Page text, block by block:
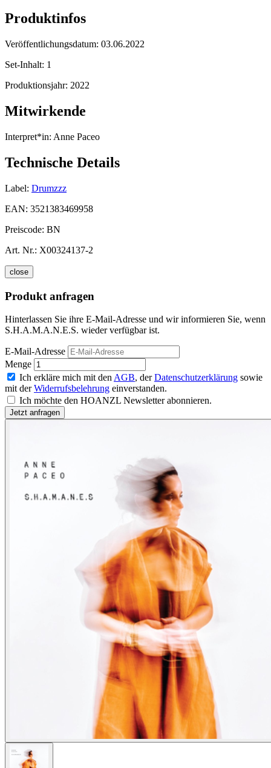
Produktinfos
Veröffentlichungsdatum: 03.06.2022
Set-Inhalt: 1
Produktionsjahr: 2022
Mitwirkende
Interpret*in: Anne Paceo
Technische Details
Label: Drumzzz
EAN: 3521383469958
Preiscode: BN
Art. Nr.: X00324137-2
close
Produkt anfragen
Hinterlassen Sie ihre E-Mail-Adresse und wir informieren Sie, wenn
S.H.A.M.A.N.E.S. wieder verfügbar ist.
E-Mail-Adresse
Menge
Ich erkläre mich mit den AGB, derDatenschutzerklärung sowie
mit derWiderrufsbelehrung einverstanden.
Ich möchte den HOANZL Newsletter abonnieren.